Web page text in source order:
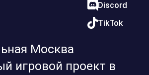
Москва
игровой проект в
Discord
TikTok